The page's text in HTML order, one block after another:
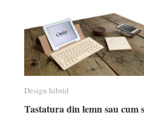
Design hibrid
Tastatura din lemn sau cum
Design hibrid
Tastatura din lemn sau cum